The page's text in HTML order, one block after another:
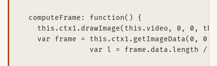
  computeFrame: function() {
this.ctx1.drawImage(this.video, 0, 0,
var frame = this.ctx1.getImageData(0, 0,